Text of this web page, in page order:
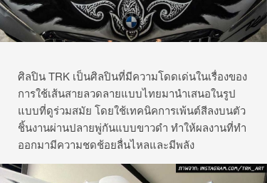
ศิลปิน TRK เป็นศิลปินที่มีความโดดเด่นในเรื่องของ
การใช้เส้นสายลวดลายแบบไทยมานำเสนอในรูป
แบบที่ดูร่วมสมัย โดยใช้เทคนิคการเพ้นต์สีลงบนตัว
ชิ้นงานผ่านปลายพู่กันแบบขาวดำ ทำให้ผลงานที่ทำ
ออกมามีความชดช้อยลื่นไหลและมีพลัง